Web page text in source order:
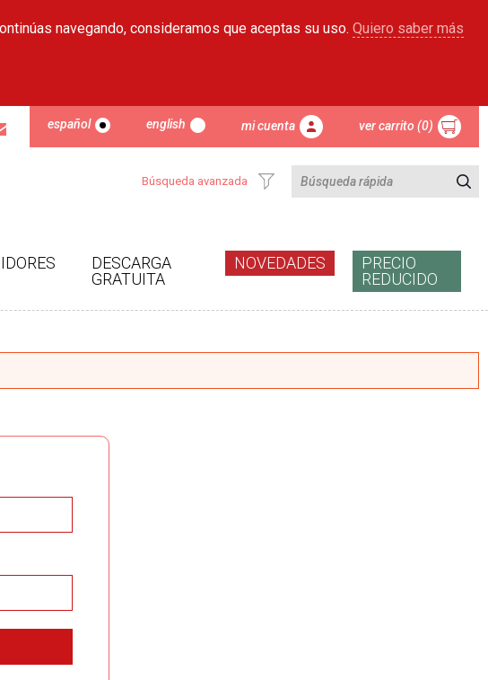
navegando, consideramos que aceptas su uso. Quiero saber más
español english mi cuenta ver carrito (0)
Búsqueda avanzada
DESCARGA
GRATUITA
NOVEDADES
PRECIO
REDUCIDO